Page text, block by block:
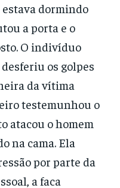
estava dormindo
a porta e o
O indivíduo
os golpes
da vítima
testemunhou o
atacou o homem
na cama. Ela
por parte da
a faca